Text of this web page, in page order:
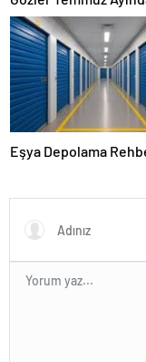
Karar Duruşmasına
Eşya Depolama